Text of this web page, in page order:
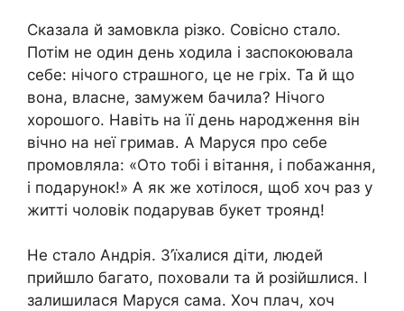
Сказала й замовкла різко. Совісно стало.
Потім не один день ходила і заспокоювала
себе: нічого страшного, це не гріх. Та й що
вона, власне, замужем бачила? Нічого
хорошого. Навіть на її день народження він
вічно на неї гримав. А Маруся про себе
промовляла: «Ото тобі і вітання, і побажання,
і подарунок!» А як же хотілося, щоб хоч раз у
житті чоловік подарував букет троянд!
Не стало Андрія. З’їхалися діти, людей
прийшло багато, поховали та й розійшлися. І
залишилася Маруся сама. Хоч плач, хоч